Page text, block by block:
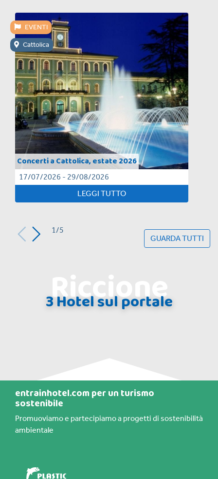
EVENTI
Cattolica
Concerti a Cattolica, estate 2026
17/07/2026 - 29/08/2026
LEGGI TUTTO
1/5
GUARDA TUTTI
Riccione
3 Hotel sul portale
entrainhotel.com per un turismo
sostenibile
Promuoviamo e partecipiamo a progetti di sostenibilità
ambientale